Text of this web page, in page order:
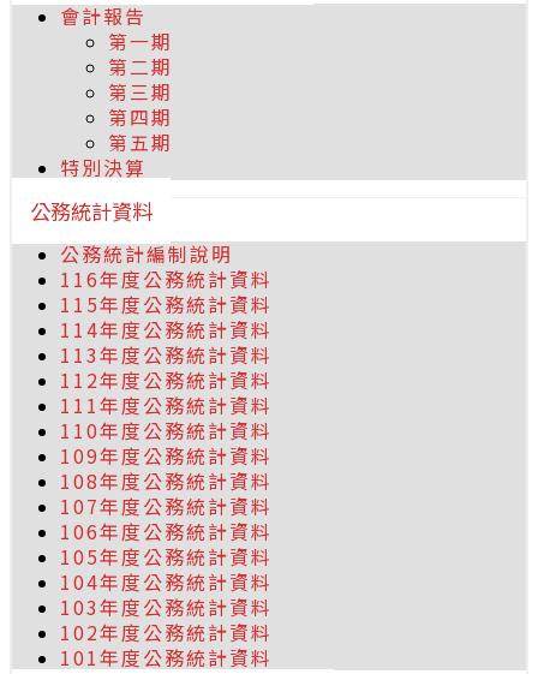
會計報告
第一期
第二期
第三期
第四期
第五期
特別決算
公務統計資料
公務統計編制說明
116年度公務統計資料
115年度公務統計資料
114年度公務統計資料
113年度公務統計資料
112年度公務統計資料
111年度公務統計資料
110年度公務統計資料
109年度公務統計資料
108年度公務統計資料
107年度公務統計資料
106年度公務統計資料
105年度公務統計資料
104年度公務統計資料
103年度公務統計資料
102年度公務統計資料
101年度公務統計資料